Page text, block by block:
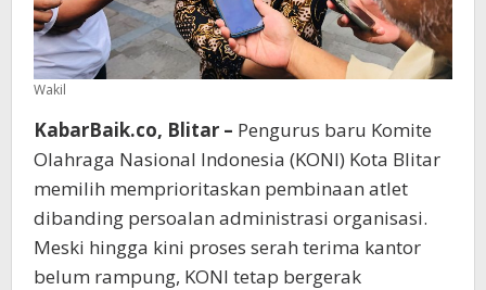
Wakil
KabarBaik.co, Blitar – Pengurus baru Komite
Olahraga Nasional Indonesia (KONI) Kota Blitar
memilih memprioritaskan pembinaan atlet
dibanding persoalan administrasi organisasi.
Meski hingga kini proses serah terima kantor
belum rampung, KONI tetap bergerak